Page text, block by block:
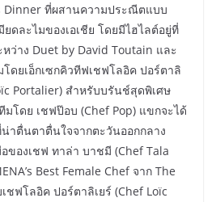
Dinner ที่ผสานความประณีตแบบ
ยดละไมของเอเชีย โดยมีไฮไลต์อยู่ที่
ว่าง Duet by David Toutain และ
ดยเอ็กเซกคิวทีฟเชฟโลอิค ปอร์ตาลิ
Portalier) สำหรับบรันช์สุดพิเศษ
มโดย เชฟป๊อบ (Chef Pop) แขกจะได้
าตื่นตาตื่นใจจากตะวันออกกลาง
ของเชฟ ทาล่า บาชมี (Chef Tala
Best Female Chef จาก The
ชฟโลอิค ปอร์ตาลิเยร์ (Chef Loïc